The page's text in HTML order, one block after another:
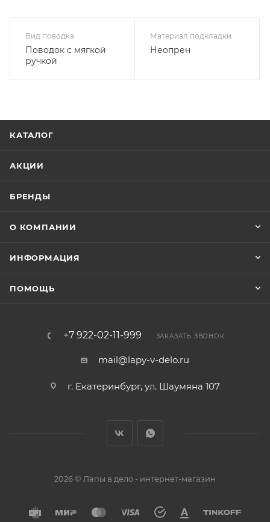
Вид поводка
Поводок с мягкой
ручкой
Материал подкладки
Неопрен
КАТАЛОГ
АКЦИИ
БРЕНДЫ
О КОМПАНИИ
ИНФОРМАЦИЯ
ПОМОЩЬ
+7 922-02-11-999 ЗАКАЗАТЬ ЗВОНОК
mail@lapy-v-delo.ru
г. Екатеринбург, ул. Шаумяна 107
2026 © Лапы в дело - интернет-магазин